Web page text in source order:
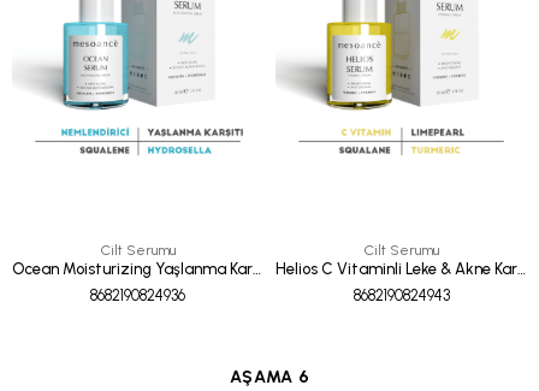
Cilt Serumu
Ocean Moisturizing Yaşlanma Karşıtı Bariyer Onarıcı Serum 30ml
8682190824936
Cilt Serumu
Helios C Vitaminli Leke & Akne Karşıtı Antioksidan Serum 30 ml
8682190824943
AŞAMA 6